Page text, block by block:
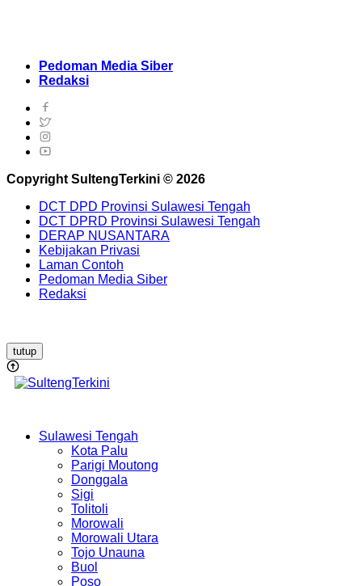
Pedoman Media Siber
Redaksi
Copyright SultengTerkini © 2026
DCT DPD Provinsi Sulawesi Tengah
DCT DPRD Provinsi Sulawesi Tengah
DERAP NUSANTARA
Kebijakan Privasi
Laman Contoh
Pedoman Media Siber
Redaksi
tutup
Sulawesi Tengah
Kota Palu
Parigi Moutong
Donggala
Sigi
Tolitoli
Morowali
Morowali Utara
Tojo Unauna
Buol
Poso